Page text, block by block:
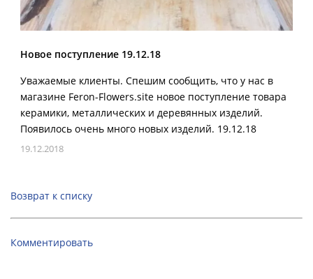
Новое поступление 19.12.18
Уважаемые клиенты. Спешим сообщить, что у нас в
магазине Feron-Flowers.site новое поступление товара
керамики, металлических и деревянных изделий.
Появилось очень много новых изделий. 19.12.18
19.12.2018
Возврат к списку
Комментировать